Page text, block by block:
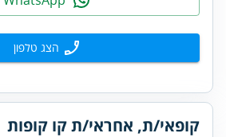
הצג טלפון
קופאי/ת, אחראי/ת קו קופות